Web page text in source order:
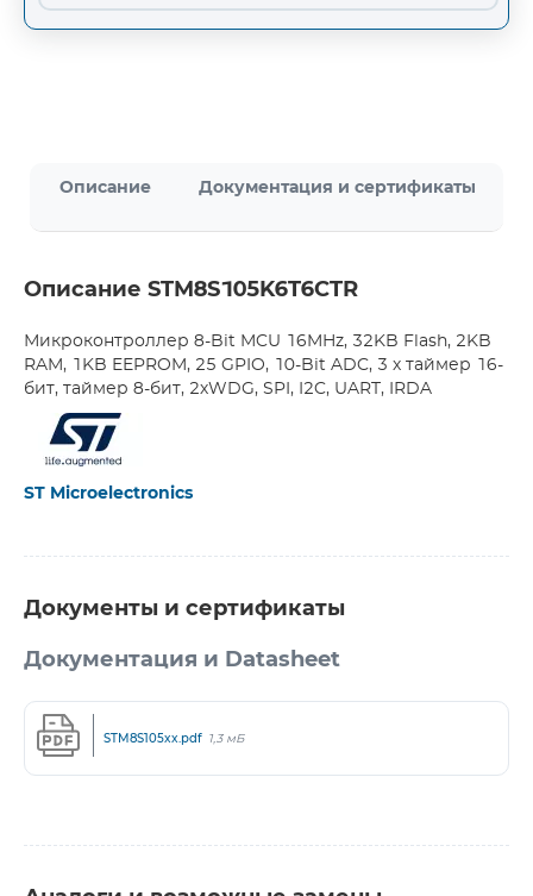
Описание Документация и сертификаты
Описание STM8S105K6T6CTR
Микроконтроллер 8-Bit MCU 16MHz, 32KB Flash, 2KB
RAM, 1KB EEPROM, 25 GPIO, 10-Bit ADC, 3 х таймер 16-
бит, таймер 8-бит, 2хWDG, SPI, I2C, UART, IRDA
ST Microelectronics
Документы и сертификаты
Документация и Datasheet
STM8S105xx.pdf 1,3 мБ